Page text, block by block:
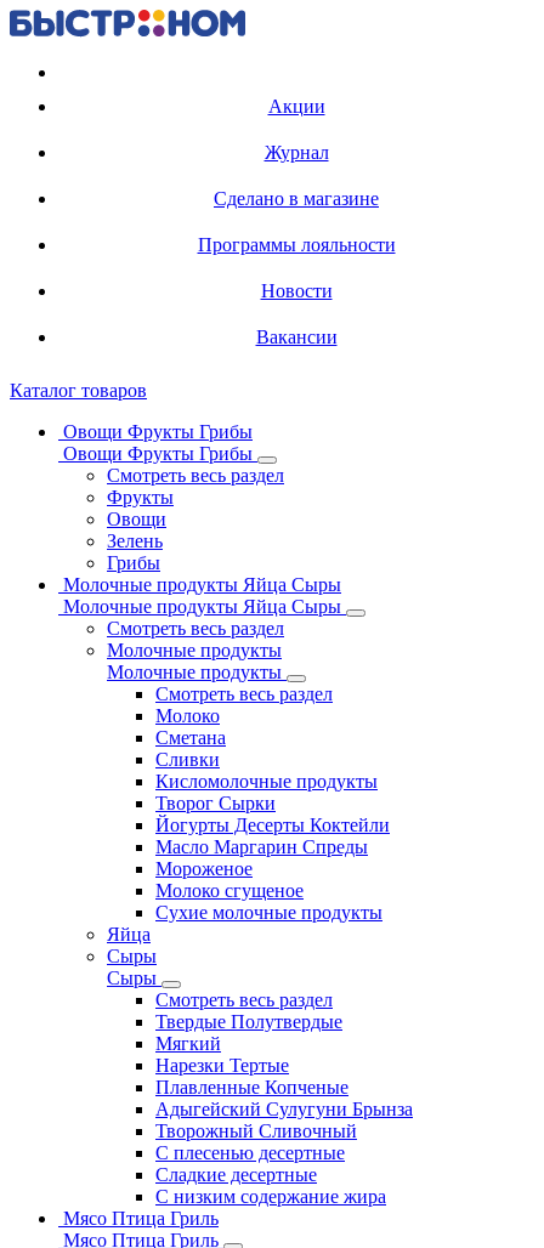
Акции
Журнал
Сделано в магазине
Программы лояльности
Новости
Вакансии
Каталог товаров
Овощи Фрукты Грибы
Овощи Фрукты Грибы
Смотреть весь раздел
Фрукты
Овощи
Зелень
Грибы
Молочные продукты Яйца Сыры
Молочные продукты Яйца Сыры
Смотреть весь раздел
Молочные продукты
Молочные продукты
Смотреть весь раздел
Молоко
Сметана
Сливки
Кисломолочные продукты
Творог Сырки
Йогурты Десерты Коктейли
Масло Маргарин Спреды
Мороженое
Молоко сгущеное
Сухие молочные продукты
Яйца
Сыры
Сыры
Смотреть весь раздел
Твердые Полутвердые
Мягкий
Нарезки Тертые
Плавленные Копченые
Адыгейский Сулугуни Брынза
Творожный Сливочный
С плесенью десертные
Сладкие десертные
С низким содержание жира
Мясо Птица Гриль
Мясо Птица Гриль